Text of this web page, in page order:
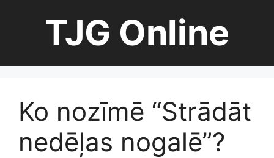
TJG Online
Ko nozīmē “Strādāt
nedēļas nogalē”?